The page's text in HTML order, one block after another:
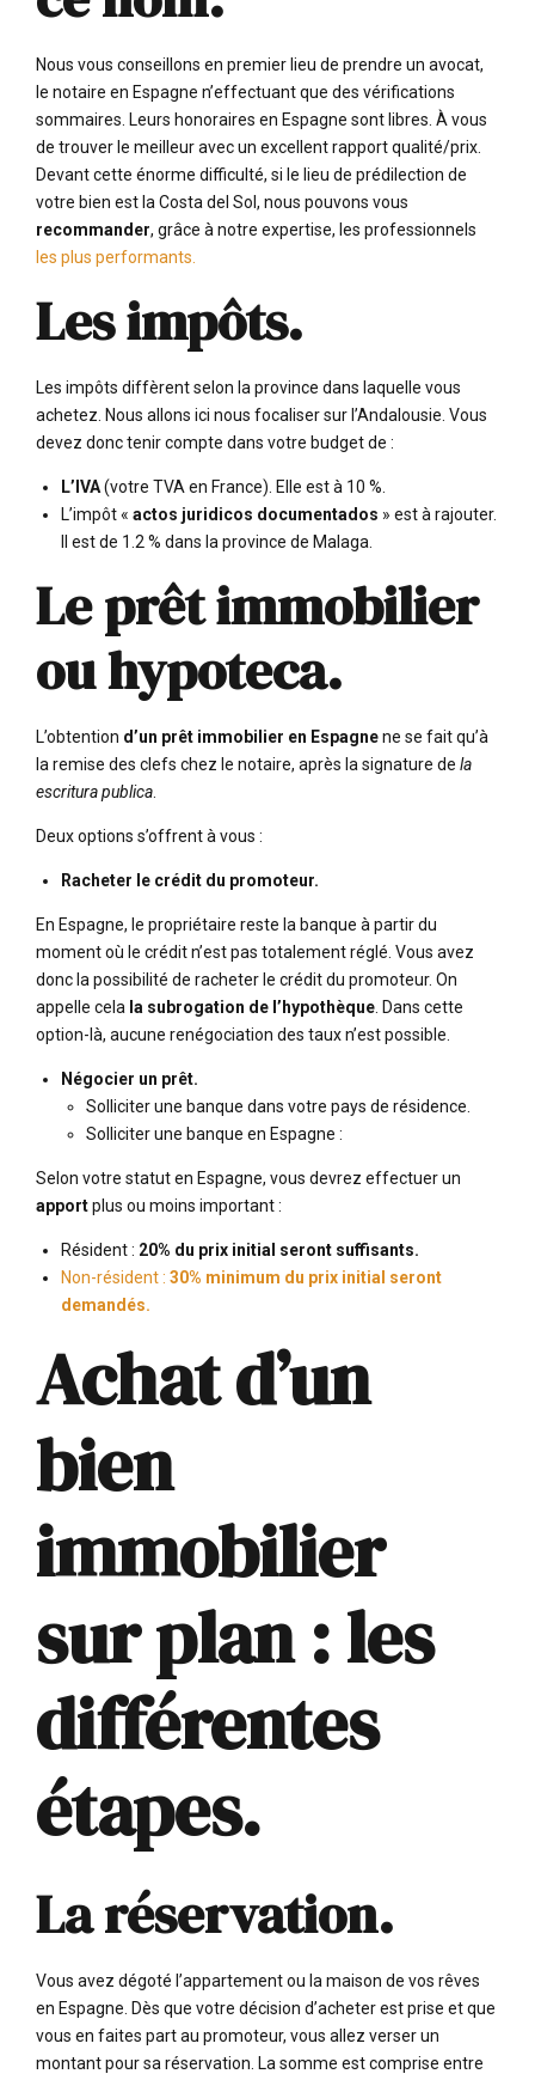
Nous vous conseillons en premier lieu de prendre un avocat,
le notaire en Espagne n’effectuant que des vérifications
sommaires. Leurs honoraires en Espagne sont libres. À vous
de trouver le meilleur avec un excellent rapport qualité/prix.
Devant cette énorme difficulté, si le lieu de prédilection de
votre bien est la Costa del Sol, nous pouvons vous
recommander, grâce à notre expertise, les professionnels
les plus performants.
Les impôts.
Les impôts diffèrent selon la province dans laquelle vous
achetez. Nous allons ici nous focaliser sur l’Andalousie. Vous
devez donc tenir compte dans votre budget de :
L’IVA(votre TVA en France). Elle est à 10 %.
L’impôt « actos juridicos documentados » est à rajouter.
Il est de 1.2 % dans la province de Malaga.
Le prêt immobilier
ou hypoteca.
L’obtention d’un prêt immobilier en Espagnene se fait qu’à
la remise des clefs chez le notaire, après la signature de la
escritura publica
Deux options s’offrent à vous :
Racheter le crédit du promoteur.
En Espagne, le propriétaire reste la banque à partir du
moment où le crédit n’est pas totalement réglé. Vous avez
donc la possibilité de racheter le crédit du promoteur. On
appelle cela la subrogation de l’hypothèque . Dans cette
option-là, aucune renégociation des taux n’est possible.
Négocier un prêt.
Solliciter une banque dans votre pays de résidence.
Solliciter une banque en Espagne :
Selon votre statut en Espagne, vous devrez effectuer un
apportplus ou moins important :
Résident : 20% du prix initial seront suffisants.
Non-résident : 30% minimum du prix initial seront
demandés.
Achat d’un
bien
immobilier
sur plan : les
différentes
étapes.
La réservation.
Vous avez dégoté l’appartement ou la maison de vos rêves
en Espagne. Dès que votre décision d’acheter est prise et que
vous en faites part au promoteur, vous allez verser un
montant pour sa réservation. La somme est comprise entre